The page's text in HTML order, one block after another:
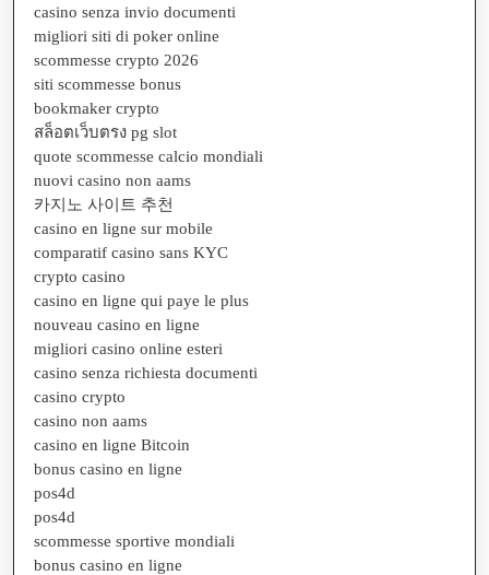
casino senza invio documenti
migliori siti di poker online
scommesse crypto 2026
siti scommesse bonus
bookmaker crypto
สล็อตเว็บตรง pg slot
quote scommesse calcio mondiali
nuovi casino non aams
카지노 사이트 추천
casino en ligne sur mobile
comparatif casino sans KYC
crypto casino
casino en ligne qui paye le plus
nouveau casino en ligne
migliori casino online esteri
casino senza richiesta documenti
casino crypto
casino non aams
casino en ligne Bitcoin
bonus casino en ligne
pos4d
pos4d
scommesse sportive mondiali
bonus casino en ligne